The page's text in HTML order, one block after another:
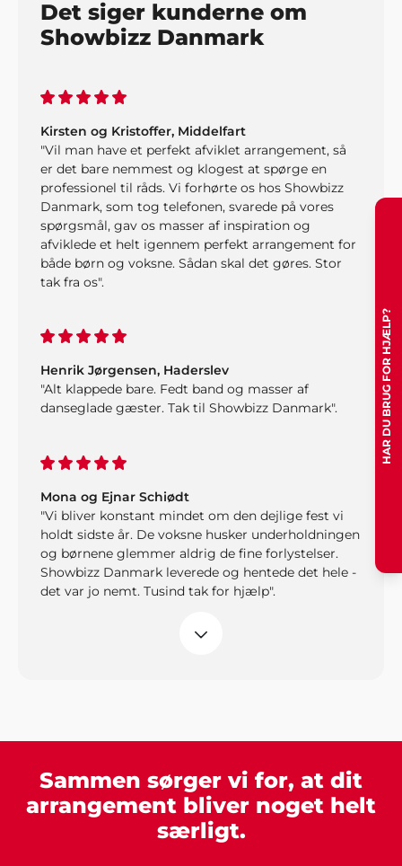
Det siger kunderne om
Showbizz Danmark
Kirsten og Kristoffer, Middelfart
"Vil man have et perfekt afviklet arrangement, så
er det bare nemmest og klogest at spørge en
professionel til råds. Vi forhørte os hos Showbizz
Danmark, som tog telefonen, svarede på vores
spørgsmål, gav os masser af inspiration og
afviklede et helt igennem perfekt arrangement for
både børn og voksne. Sådan skal det gøres. Stor
tak fra os".
Henrik Jørgensen, Haderslev
"Alt klappede bare. Fedt band og masser af
danseglade gæster. Tak til Showbizz Danmark".
Mona og Ejnar Schiødt
"Vi bliver konstant mindet om den dejlige fest vi
holdt sidste år. De voksne husker underholdningen
og børnene glemmer aldrig de fine forlystelser.
Showbizz Danmark leverede og hentede det hele -
det var jo nemt. Tusind tak for hjælp".
Sammen sørger vi for, at dit
arrangement bliver noget helt
særligt.
HAR DU BRUG FOR HJÆLP?